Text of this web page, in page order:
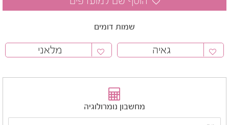
שמות דומים
גאיה מלאני
מחשבון נומרולוגיה